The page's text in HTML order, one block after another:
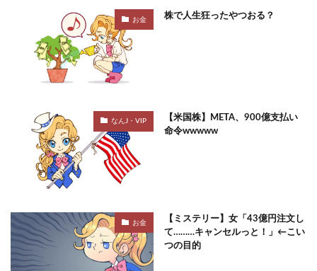
お金 株で人生狂ったやつおる？
なんJ・VIP
【米国株】META、900億支払い
命令wwwww
お金
【ミステリー】女「43億円注文し
て………キャンセルっと！」←こい
つの目的